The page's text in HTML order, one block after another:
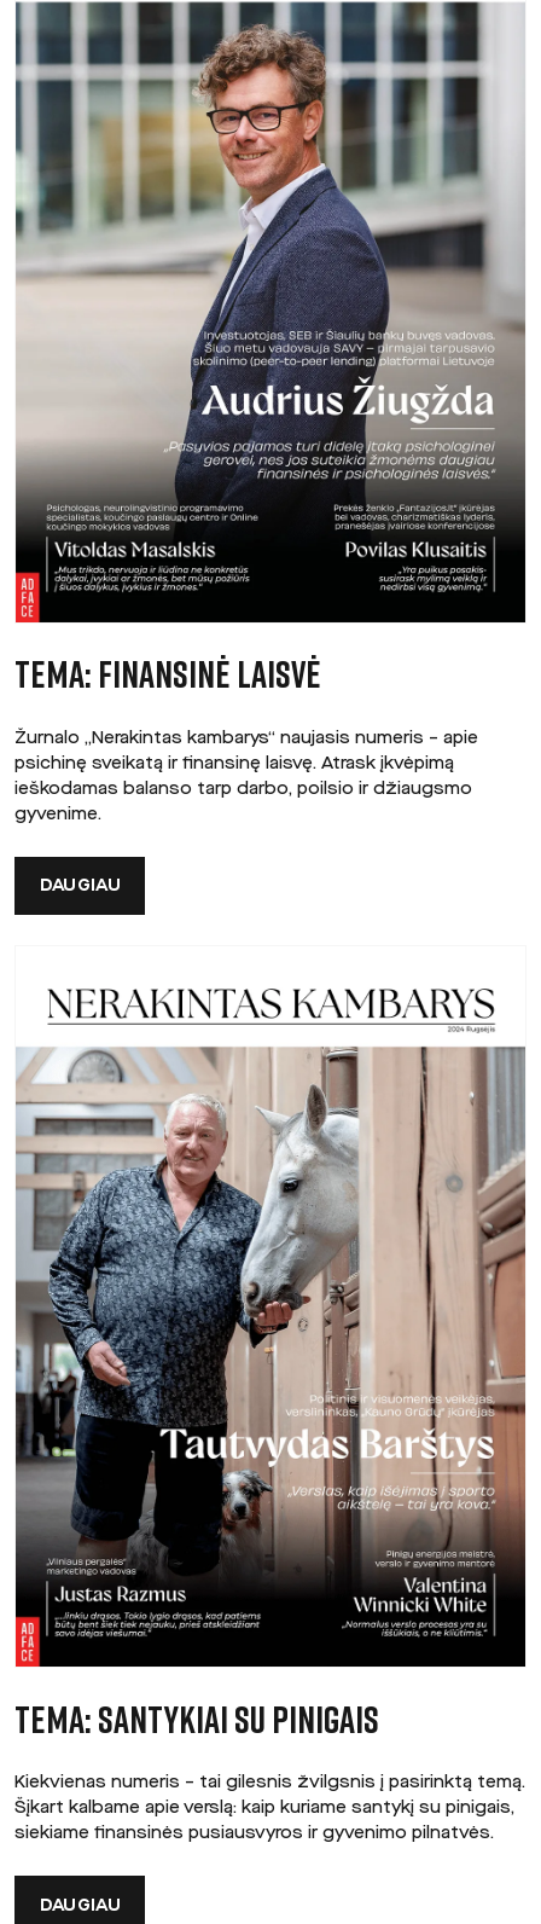
TEMA: FINANSINĖ LAISVĖ
Žurnalo „Nerakintas kambarys“ naujasis numeris – apie
psichinę sveikatą ir finansinę laisvę. Atrask įkvėpimą
ieškodamas balanso tarp darbo, poilsio ir džiaugsmo
gyvenime.
DAUGIAU
TEMA: SANTYKIAI SU PINIGAIS
Kiekvienas numeris – tai gilesnis žvilgsnis į pasirinktą temą.
Šįkart kalbame apie verslą: kaip kuriame santykį su pinigais,
siekiame finansinės pusiausvyros ir gyvenimo pilnatvės.
DAUGIAU